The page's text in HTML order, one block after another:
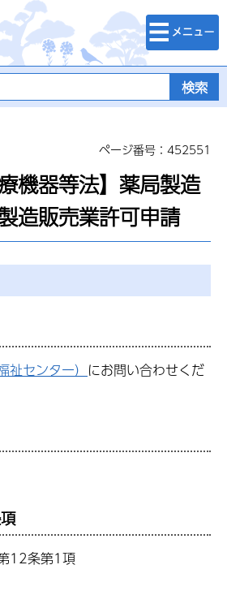
葉県
検索・メニュ
ー
ページ番号：452551
機器等法】薬局製造
造販売業許可申請
センター） にお問い合わせくだ
12条第1項